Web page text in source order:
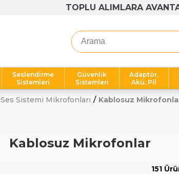
TOPLU ALIMLARA
Seslendirme
Sistemleri
Güvenlik
Sistemleri
Adaptör,
Akü, Pil
Ses Sistemi Mikrofonları Kablosuz
Kablosuz Mikrofonlar
151